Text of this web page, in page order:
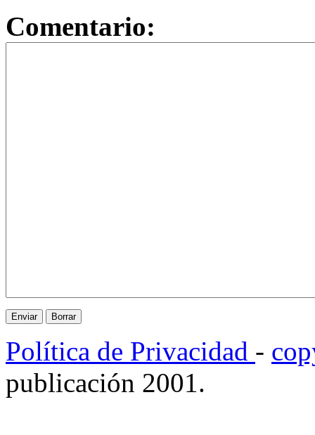
Comentario:
Política de Privacidad -
publicación 2001.